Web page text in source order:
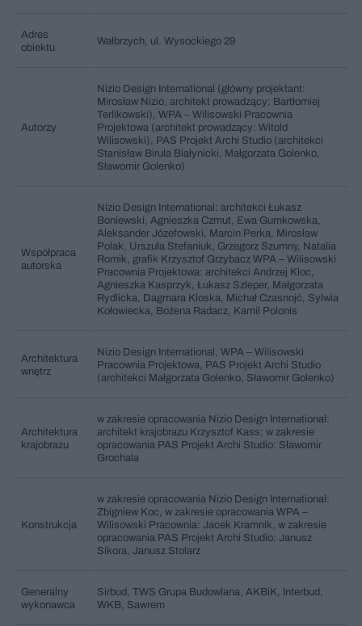
Adres
obiektu
Wałbrzych, ul. Wysockiego 29
Autorzy
Nizio Design International (główny projektant:
Mirosław Nizio, architekt prowadzący: Bartłomiej
Terlikowski), WPA – Wilisowski Pracownia
Projektowa (architekt prowadzący: Witold
Wilisowski), PAS Projekt Archi Studio (architekci
Stanisław Birula Białynicki, Małgorzata Golenko,
Sławomir Golenko)
Współpraca
autorska
Nizio Design International: architekci Łukasz
Boniewski, Agnieszka Czmut, Ewa Gumkowska,
Aleksander Józefowski, Marcin Perka, Mirosław
Polak, Urszula Stefaniuk, Grzegorz Szumny, Natalia
Romik, grafik Krzysztof Grzybacz WPA – Wilisowski
Pracownia Projektowa: architekci Andrzej Kloc,
Agnieszka Kasprzyk, Łukasz Szleper, Małgorzata
Rydlicka, Dagmara Kloska, Michał Czasnojć, Sylwia
Kołowiecka, Bożena Radacz, Kamil Polonis
Architektura
wnętrz
Nizio Design International, WPA – Wilisowski
Pracownia Projektowa, PAS Projekt Archi Studio
(architekci Małgorzata Golenko, Sławomir Golenko)
Architektura
krajobrazu
w zakresie opracowania Nizio Design International:
architekt krajobrazu Krzysztof Kass; w zakresie
opracowania PAS Projekt Archi Studio: Sławomir
Grochala
Konstrukcja
w zakresie opracowania Nizio Design International:
Zbigniew Koc, w zakresie opracowania WPA –
Wilisowski Pracownia: Jacek Kramnik, w zakresie
opracowania PAS Projekt Archi Studio: Janusz
Sikora, Janusz Stolarz
Generalny
wykonawca
Sirbud, TWS Grupa Budowlana, AKBiK, Interbud,
WKB, Sawrem